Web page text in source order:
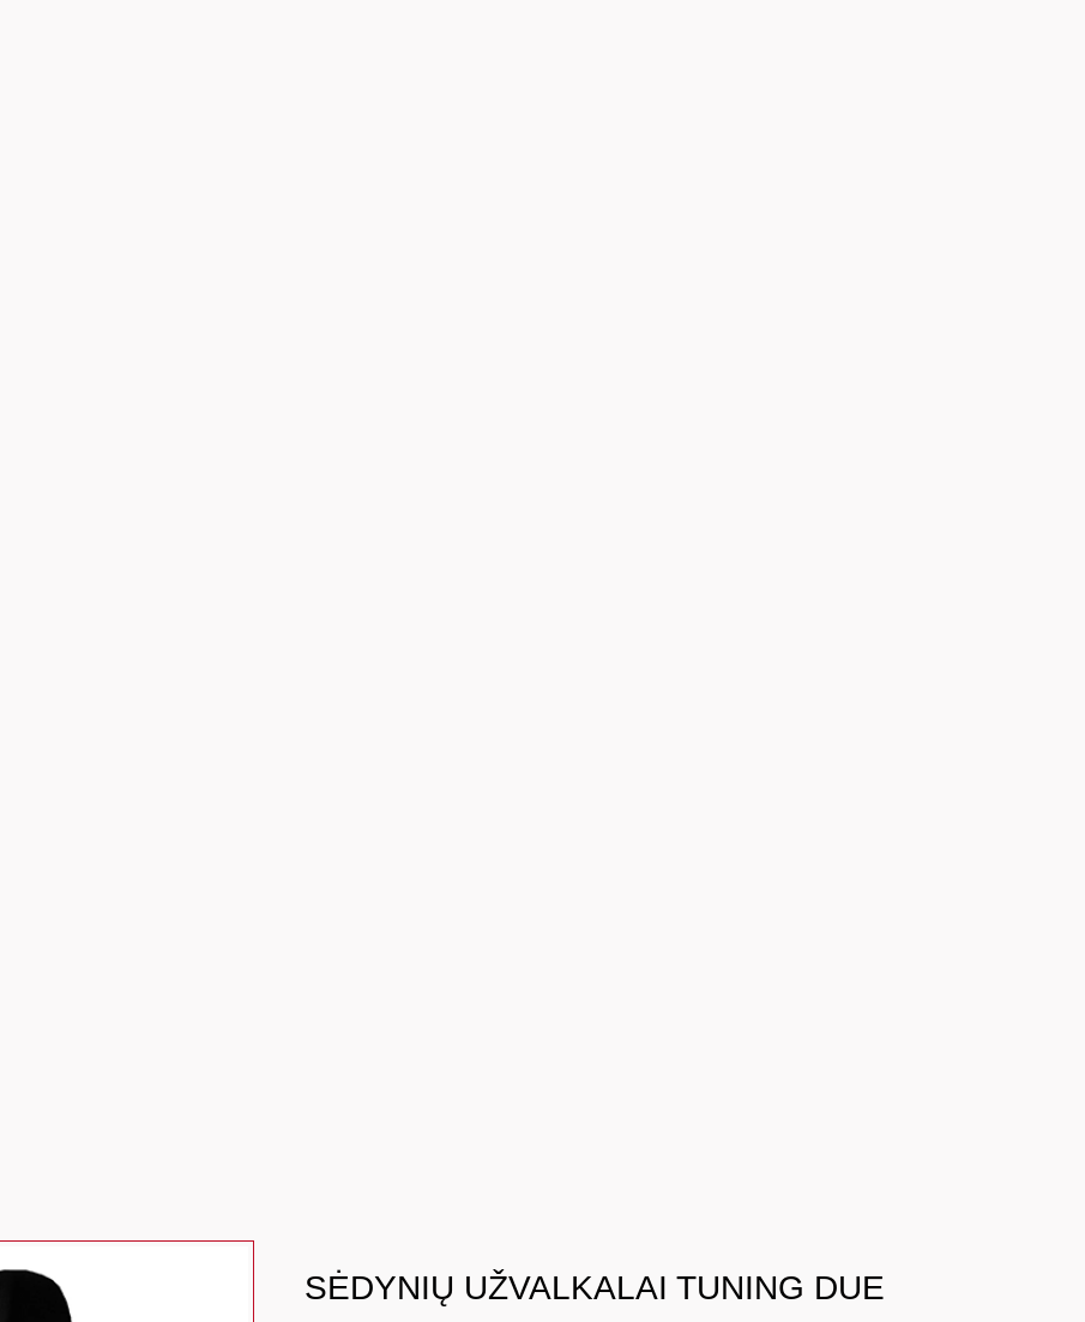
SĖDYNIŲ UŽVALKALAI TUNING DUE